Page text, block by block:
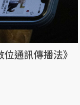
通訊傳播法》